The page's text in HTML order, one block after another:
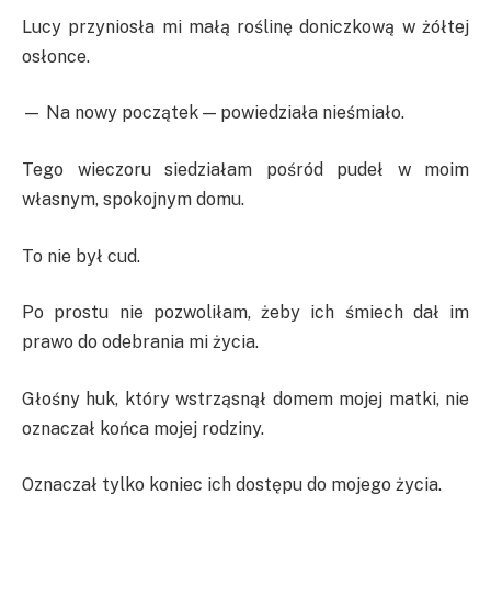
Lucy przyniosła mi małą roślinę doniczkową w żółtej
osłonce.
— Na nowy początek — powiedziała nieśmiało.
Tego wieczoru siedziałam pośród pudeł w moim
własnym, spokojnym domu.
To nie był cud.
Po prostu nie pozwoliłam, żeby ich śmiech dał im
prawo do odebrania mi życia.
Głośny huk, który wstrząsnął domem mojej matki, nie
oznaczał końca mojej rodziny.
Oznaczał tylko koniec ich dostępu do mojego życia.